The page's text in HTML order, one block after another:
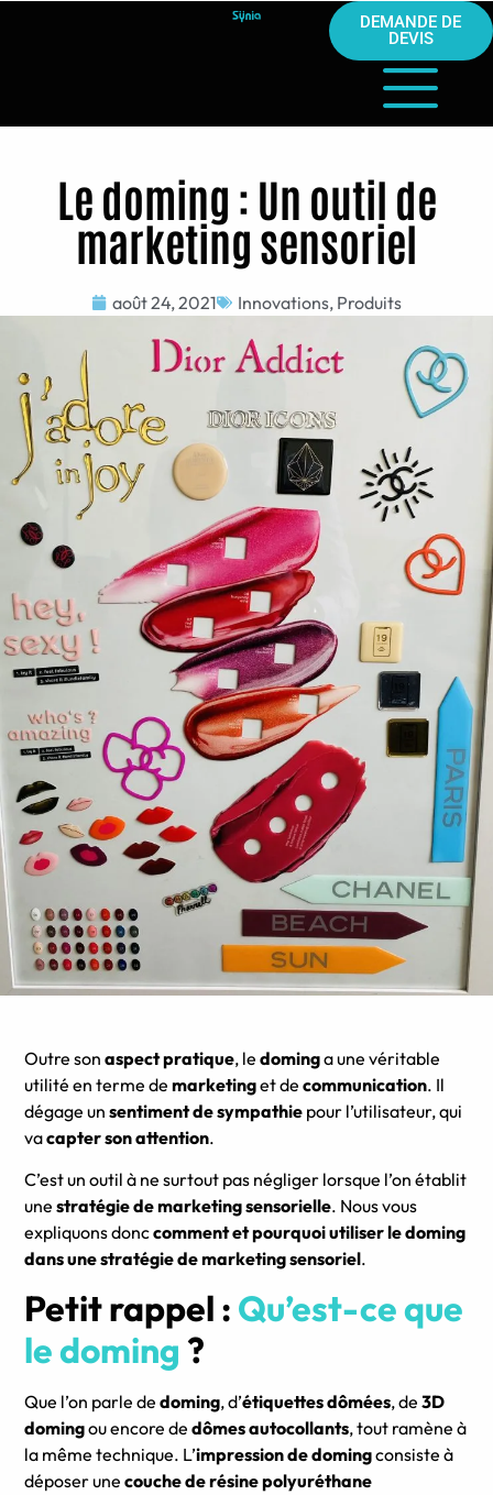
DEMANDE DE
DEVIS
Le doming : Un outil de
marketing sensoriel
août 24, 2021 Innovations, Produits
Outre sonaspect pratique, ledominga une véritable
utilité en terme demarketinget decommunication. Il
dégage unsentiment de sympathie pour l’utilisateur, qui
vacapter son attention.
C’est un outil à ne surtout pas négliger lorsque l’on établit
unestratégie de marketing sensorielle. Nous vous
expliquons donccomment et pourquoi utiliser le doming
dans une stratégie de marketing sensoriel.
Petit rappel : Qu’est-ce que
le doming ?
Que l’on parle dedoming, d’étiquettes dômées, de3D
domingou encore dedômes autocollants, tout ramène à
la même technique. L’impression de domingconsiste à
déposer unecouche de résine polyuréthane